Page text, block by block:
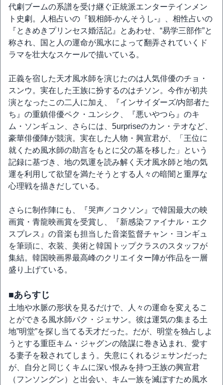
代劇ブームの系譜を受け継ぐ正統派エンターテインメン
ト史劇。人相占いの『観相師-かんそうし-』、相性占いの
『ときめきプリンセス婚活記』とあわせ、“易学三部作”と
称され、国と人の運命が風水によって翻弄されていくド
ラマを壮大なスケールで描いている。
正義を宿した天才風水師を演じたのは人気俳優のチョ・
スンウ。実在した王族に扮するのはチソン。今作が初共
演となったこの二人に加え、『インサイダーズ/内部者た
ち』の重鎮俳優ペク・ユンシク、『悪いやつら』のキ
ム・ソンギュン、さらには、5urpriseのカン・テオなど、
豪華俳優陣が競演。実在した人物・興宣君が、「王位に
就くため風水師の助言をもとに父の墓を移した」という
記録に基づき、地の気運を読み解く天才風水師と地の気
運を利用して欲望を満たそうとする人々の暗闇と重厚な
心理戦を描きだしている。
さらに制作陣にも、『哭声／コクソン』で韓国最大の映
画賞・青龍映画賞を受賞し、『新感染ファイナル・エク
スプレス』の音楽も担当した音楽監督チャン・ヨンギュ
を筆頭に、衣装、美術と韓国トップクラスのスタッフが
集結。韓国映画界最高峰のクリエイター陣が作品を一層
盛り上げている。
■あらすじ
土地や水脈の形状を見るだけで、人々の運命を変えるこ
とができる風水師パク・ジェサン。彼は運気の集まる土
地”明堂”を探し当てる天才だった。だが、明堂を独占しよ
うとする重臣キム・ジャグンの陰謀に巻き込まれ、愛す
る妻子を殺されてしまう。失意にくれるジェサンだった
が、自分と同じくキムに深い恨みを持つ王族の興宣君
（フンソングン）と出会い、キム一族を滅ぼすため風水